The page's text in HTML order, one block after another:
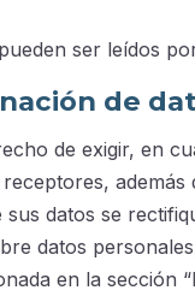
ser leídos
de
de exigir, en
además
datos se
datos
en la sección